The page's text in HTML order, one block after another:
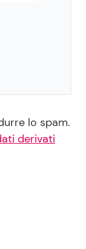
lo spam.
derivati